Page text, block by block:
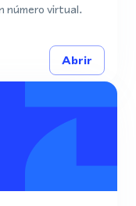
número virtual.
Abrir